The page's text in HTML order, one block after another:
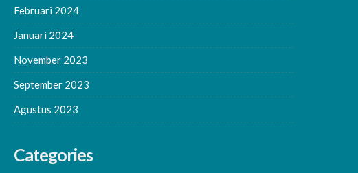
Februari 2024
Januari 2024
November 2023
September 2023
Agustus 2023
Categories